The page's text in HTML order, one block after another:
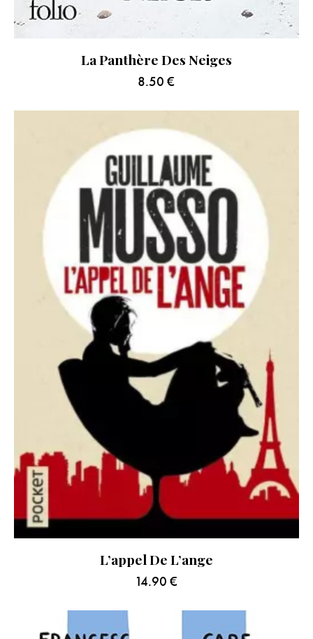
La Panthère Des Neiges
8.50 €
L’appel De L’ange
14.90 €